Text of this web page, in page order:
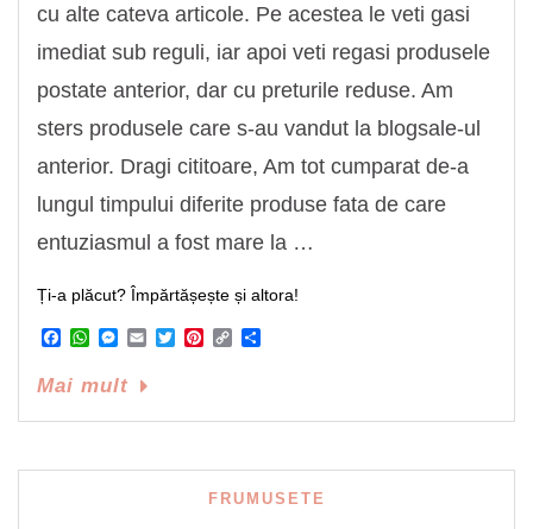
cu alte cateva articole. Pe acestea le veti gasi
imediat sub reguli, iar apoi veti regasi produsele
postate anterior, dar cu preturile reduse. Am
sters produsele care s-au vandut la blogsale-ul
anterior. Dragi cititoare, Am tot cumparat de-a
lungul timpului diferite produse fata de care
entuziasmul a fost mare la …
Ți-a plăcut? Împărtășește și altora!
Facebook
WhatsApp
Messenger
EmailTwitterPinterest
Copy
Mai mult
FRUMUSETE